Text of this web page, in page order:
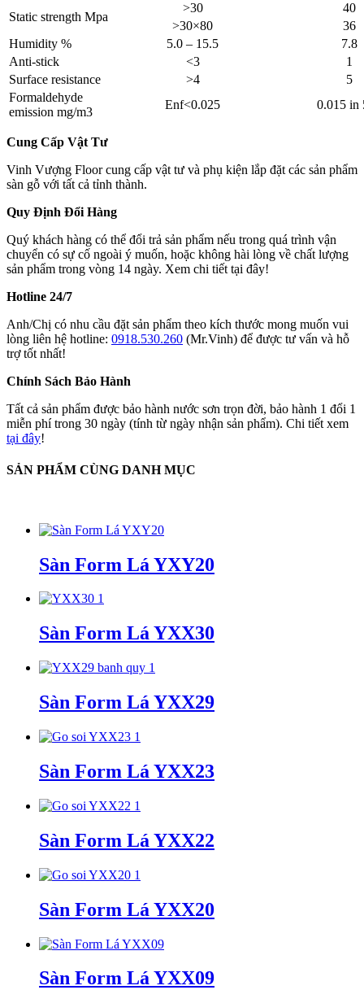
Static strength Mpa
>30
40
>30×80
36
Humidity %
5.0 – 15.5
7.8
Anti-stick
<3
1
Surface resistance
>4
5
Formaldehyde
emission mg/m3
Enf<0.025 0.015 in
Cung Cấp Vật Tư
Vinh Vượng Floor cung cấp vật tư và phụ kiện lắp đặt các sản phẩm
sàn gỗ với tất cả tỉnh thành.
Quy Định Đổi Hàng
Quý khách hàng có thể đổi trả sản phẩm nếu trong quá trình vận
chuyển có sự cố ngoài ý muốn, hoặc không hài lòng về chất lượng
sản phẩm trong vòng 14 ngày. Xem chi tiết tại đây!
Hotline 24/7
Anh/Chị có nhu cầu đặt sản phẩm theo kích thước mong muốn vui
lòng liên hệ hotline: 0918.530.260 (Mr.Vinh) để được tư vấn và hỗ
trợ tốt nhất!
Chính Sách Bảo Hành
Tất cả sản phẩm được bảo hành nước sơn trọn đời, bảo hành 1 đổi 1
miễn phí trong 30 ngày (tính từ ngày nhận sản phẩm). Chi tiết xem
tại đây!
SẢN PHẨM CÙNG DANH MỤC
Sàn Form Lá YXY20
Sàn Form Lá YXX30
Sàn Form Lá YXX29
Sàn Form Lá YXX23
Sàn Form Lá YXX22
Sàn Form Lá YXX20
Sàn Form Lá YXX09